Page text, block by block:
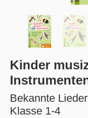
Kinder
Bekannte
Klasse 1-4